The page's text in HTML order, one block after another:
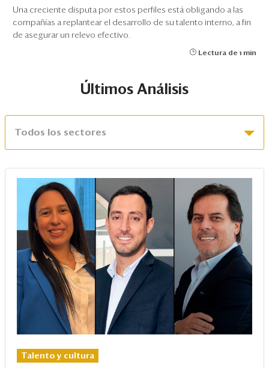
Una creciente disputa por estos perfiles está obligando a las
compañías a replantear el desarrollo de su talento interno, a fin
de asegurar un relevo efectivo.
Lectura de 1 min
Últimos Análisis
Todos los sectores
Talento y cultura